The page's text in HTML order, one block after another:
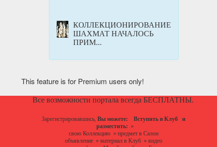
КОЛЛЕКЦИОНИРОВАНИЕ
ШАХМАТ НАЧАЛОСЬ
ПРИМ...
This feature is for Premium users only!
Все возможности портала всегда БЕСПЛАТНЫ.
Зарегистрировавшись, Вы можете: Вступить в Клуб
и
разместить: »
свою Коллекцию» предмет в Салон
объявление» материал в Клуб» видео